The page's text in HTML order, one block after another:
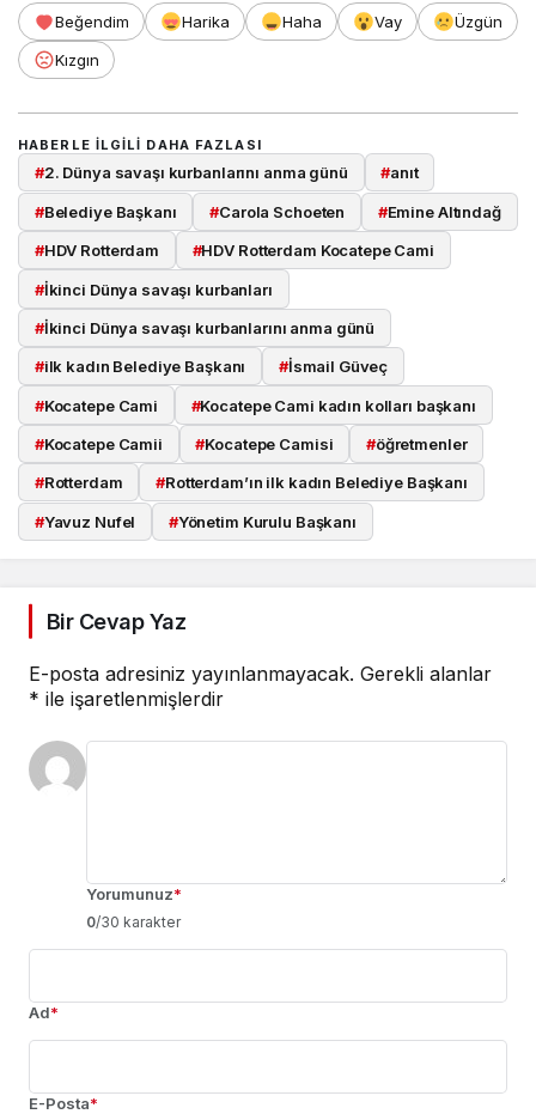
Beğendim Harika Haha Vay
Üzgün
Kızgın
HABERLE ILGILI DAHA FAZLASI
#2. Dünya savaşı kurbanlarını anma günü #anıt
#Belediye Başkanı #Carola Schoeten #Emine Altındağ
#HDV Rotterdam #HDV Rotterdam Kocatepe Cami
#İkinci Dünya savaşı kurbanları
#İkinci Dünya savaşı kurbanlarını anma günü
#ilk kadın Belediye Başkanı #İsmail Güveç
#Kocatepe Cami #Kocatepe Cami kadın kolları başkanı
#Kocatepe Camii #Kocatepe Camisi #öğretmenler
#Rotterdam #Rotterdam’ın ilk kadın Belediye Başkanı
#Yavuz Nufel #Yönetim Kurulu Başkanı
Bir Cevap Yaz
E-posta adresiniz yayınlanmayacak. Gerekli alanlar
* ile işaretlenmişlerdir
Yorumunuz*
0/30 karakter
Ad*
E-Posta*